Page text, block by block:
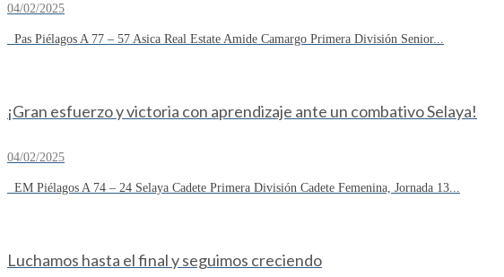
04/02/2025
Pas Piélagos A 77 – 57 Asica Real Estate Amide Camargo Primera División Senior...
¡Gran esfuerzo y victoria con aprendizaje ante un combativo Selaya!
04/02/2025
EM Piélagos A 74 – 24 Selaya Cadete Primera División Cadete Femenina, Jornada 13...
Luchamos hasta el final y seguimos creciendo